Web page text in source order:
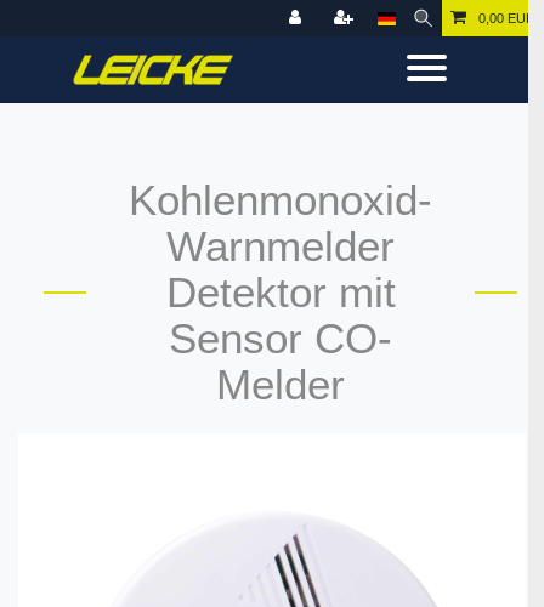
0,00 EUR
Kohlenmonoxid-
Warnmelder
Detektor mit
Sensor CO-
Melder